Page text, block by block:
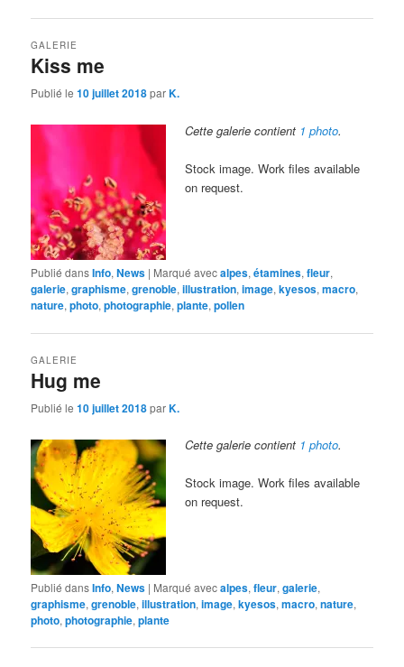
Kiss me
GALERIE
Publié le10 juillet 2018parK.
Cette galerie contient 1 photo.
Stock image. Work files available
on request.
Publié dansInfo,News | Marqué avecalpes,étamines,fleur,
galerie,graphisme,grenoble,illustration,image,kyesos,macro,
nature,photo,photographie,plante,pollen
Hug me
GALERIE
Publié le10 juillet 2018parK.
Cette galerie contient 1 photo.
Stock image. Work files available
on request.
Publié dansInfo,News | Marqué avecalpes,fleur,galerie,
graphisme,grenoble,illustration,image,kyesos,macro,nature,
photo,photographie,plante